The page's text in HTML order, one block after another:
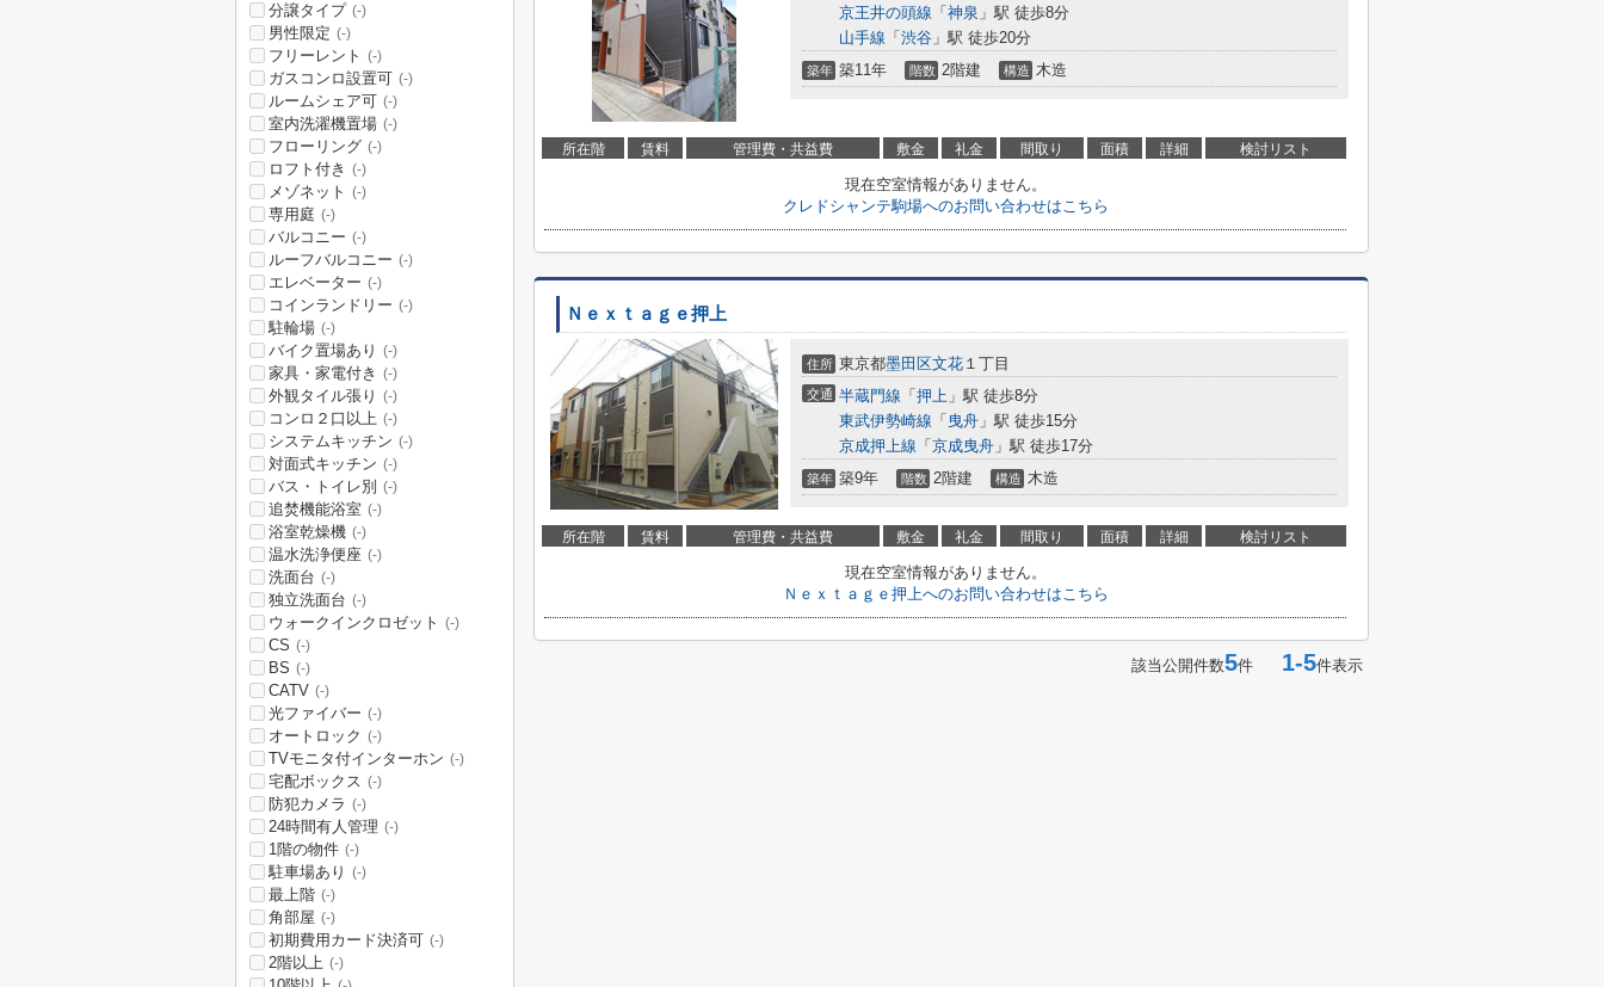
京王井の頭線 「 神泉 」駅 徒歩8分
山手線 「 渋谷 」駅 徒歩20分
築年 築11年 階数 2階建 構造 木造
所在階 賃料 管理費・共益費 敷金 礼金 間取り 面積 詳細 検討リスト
現在空室情報がありません。
クレドシャンテ駒場へのお問い合わせはこちら
Ｎｅｘｔａｇｅ押上
住所 東京都墨田区文花 １丁目
交通 半蔵門線 「 押上 」駅 徒歩8分
東武伊勢崎線 「 曳舟 」駅 徒歩15分
京成押上線 「 京成曳舟 」駅 徒歩17分
築年 築9年 階数 2階建 構造 木造
所在階 賃料 管理費・共益費 敷金 礼金 間取り 面積 詳細 検討リスト
現在空室情報がありません。
Ｎｅｘｔａｇｅ押上へのお問い合わせはこちら
該当公開件数5件 1-5件表示
分譲タイプ (-)
男性限定 (-)
フリーレント (-)
ガスコンロ設置可 (-)
ルームシェア可 (-)
室内洗濯機置場 (-)
フローリング (-)
ロフト付き (-)
メゾネット (-)
専用庭 (-)
バルコニー (-)
ルーフバルコニー (-)
エレベーター (-)
コインランドリー (-)
駐輪場 (-)
バイク置場あり (-)
家具・家電付き (-)
外観タイル張り (-)
コンロ２口以上 (-)
システムキッチン (-)
対面式キッチン (-)
バス・トイレ別 (-)
追焚機能浴室 (-)
浴室乾燥機 (-)
温水洗浄便座 (-)
洗面台 (-)
独立洗面台 (-)
ウォークインクロゼット (-)
CS (-)
BS (-)
CATV (-)
光ファイバー (-)
オートロック (-)
TVモニタ付インターホン (-)
宅配ボックス (-)
防犯カメラ (-)
24時間有人管理 (-)
1階の物件 (-)
駐車場あり (-)
最上階 (-)
角部屋 (-)
初期費用カード決済可 (-)
2階以上 (-)